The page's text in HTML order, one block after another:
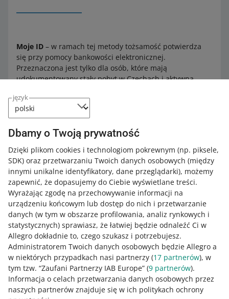
język
Dbamy o Twoją prywatność
Dzięki plikom cookies i technologiom pokrewnym (np. piksele,
SDK) oraz przetwarzaniu Twoich danych osobowych (między
innymi unikalne identyfikatory, dane przeglądarki), możemy
zapewnić, że dopasujemy do Ciebie wyświetlane treści.
Wyrażając zgodę na przechowywanie informacji na
urządzeniu końcowym lub dostęp do nich i przetwarzanie
danych (w tym w obszarze profilowania, analiz rynkowych i
statystycznych) sprawiasz, że łatwiej będzie odnaleźć Ci w
Allegro dokładnie to, czego szukasz i potrzebujesz.
Administratorem Twoich danych osobowych będzie Allegro a
w niektórych przypadkach nasi partnerzy (17 partnerów), w
tym tzw. “Zaufani Partnerzy IAB Europe” (9 partnerów).
Informacja o celach przetwarzania danych osobowych przez
naszych partnerów znajduje się w ich politykach ochrony
Moje ID – w ramach tej metody tożsamość potwierdza
się przy pomocy bankowości elektronicznej.
Przeznaczona jest tylko dla osób, które mają
udokumentowany stały pobyt w Czechach i aktywną
Więcej o nowych metodach weryfikacji danych dowiesz
dla sprzedających z innych niż Polska krajów
Europejskiego Obszaru Gospodarczego
dla sprzedających spoza Europejskiego Obszaru
Gospodarczego .
Jak oceniasz te zmiany/nowości?
0 - Porażka
10 - Rewelacja
0 1 2 3 4 5 6